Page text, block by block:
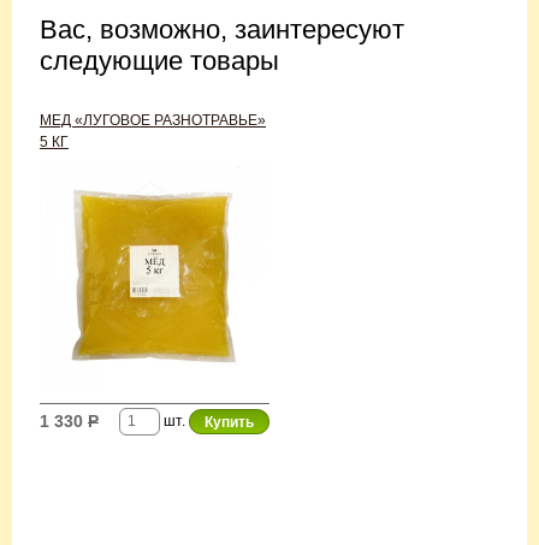
Вас, возможно, заинтересуют
следующие товары
МЕД «ЛУГОВОЕ РАЗНОТРАВЬЕ»
5 КГ
шт.
1 330 Р